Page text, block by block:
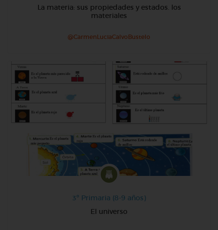
La materia: sus propiedades y estados. los
materiales
@CarmenLuciaCalvoBustelo
3º Primaria (8-9 años)
El universo